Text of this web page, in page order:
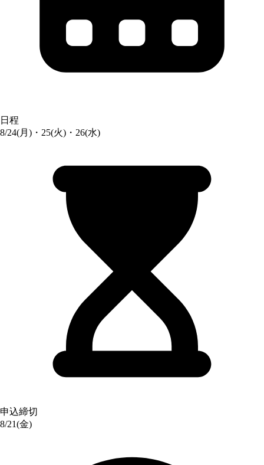
日程
8/24(月)・25(火)・26(水)
申込締切
8/21(金)